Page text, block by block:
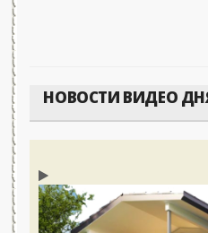
НОВОСТИ ВИДЕО